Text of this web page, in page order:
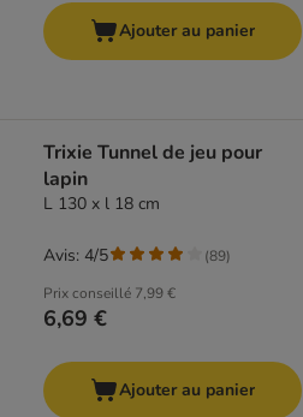
Ajouter au panier
Trixie Tunnel de jeu pour
lapin
L 130 x l 18 cm
Prix conseillé 7,99 €
6,69 €
Avis: 4/5 (89)
Ajouter au panier